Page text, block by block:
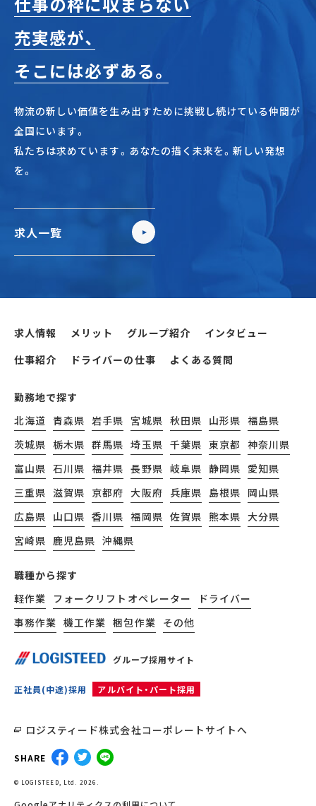
充実感が、
そこには必ずある。
物流の新しい価値を生み出すために挑戦し続けている仲間が
全国にいます。
私たちは求めています。あなたの描く未来を。新しい発想
を。
求人一覧
グループ採用サイト
正社員(中途)採用 アルバイト・パート採用
ロジスティード株式会社コーポレートサイトへ
SHARE
© LOGISTEED, Ltd. 2026.
求人情報 メリット グループ紹介
インタビュー
仕事紹介
ドライバーの仕事 よくある質問
勤務地で探す
北海道 青森県 岩手県 宮城県 秋田県 山形県 福島県
茨城県 栃木県 群馬県 埼玉県 千葉県 東京都 神奈川県
富山県 石川県 福井県 長野県 岐阜県 静岡県 愛知県
三重県 滋賀県 京都府 大阪府 兵庫県 島根県 岡山県
広島県 山口県 香川県 福岡県 佐賀県 熊本県 大分県
宮崎県 鹿児島県 沖縄県
職種から探す
軽作業
フォークリフトオペレーター
ドライバー
事務作業 機工作業 梱包作業 その他